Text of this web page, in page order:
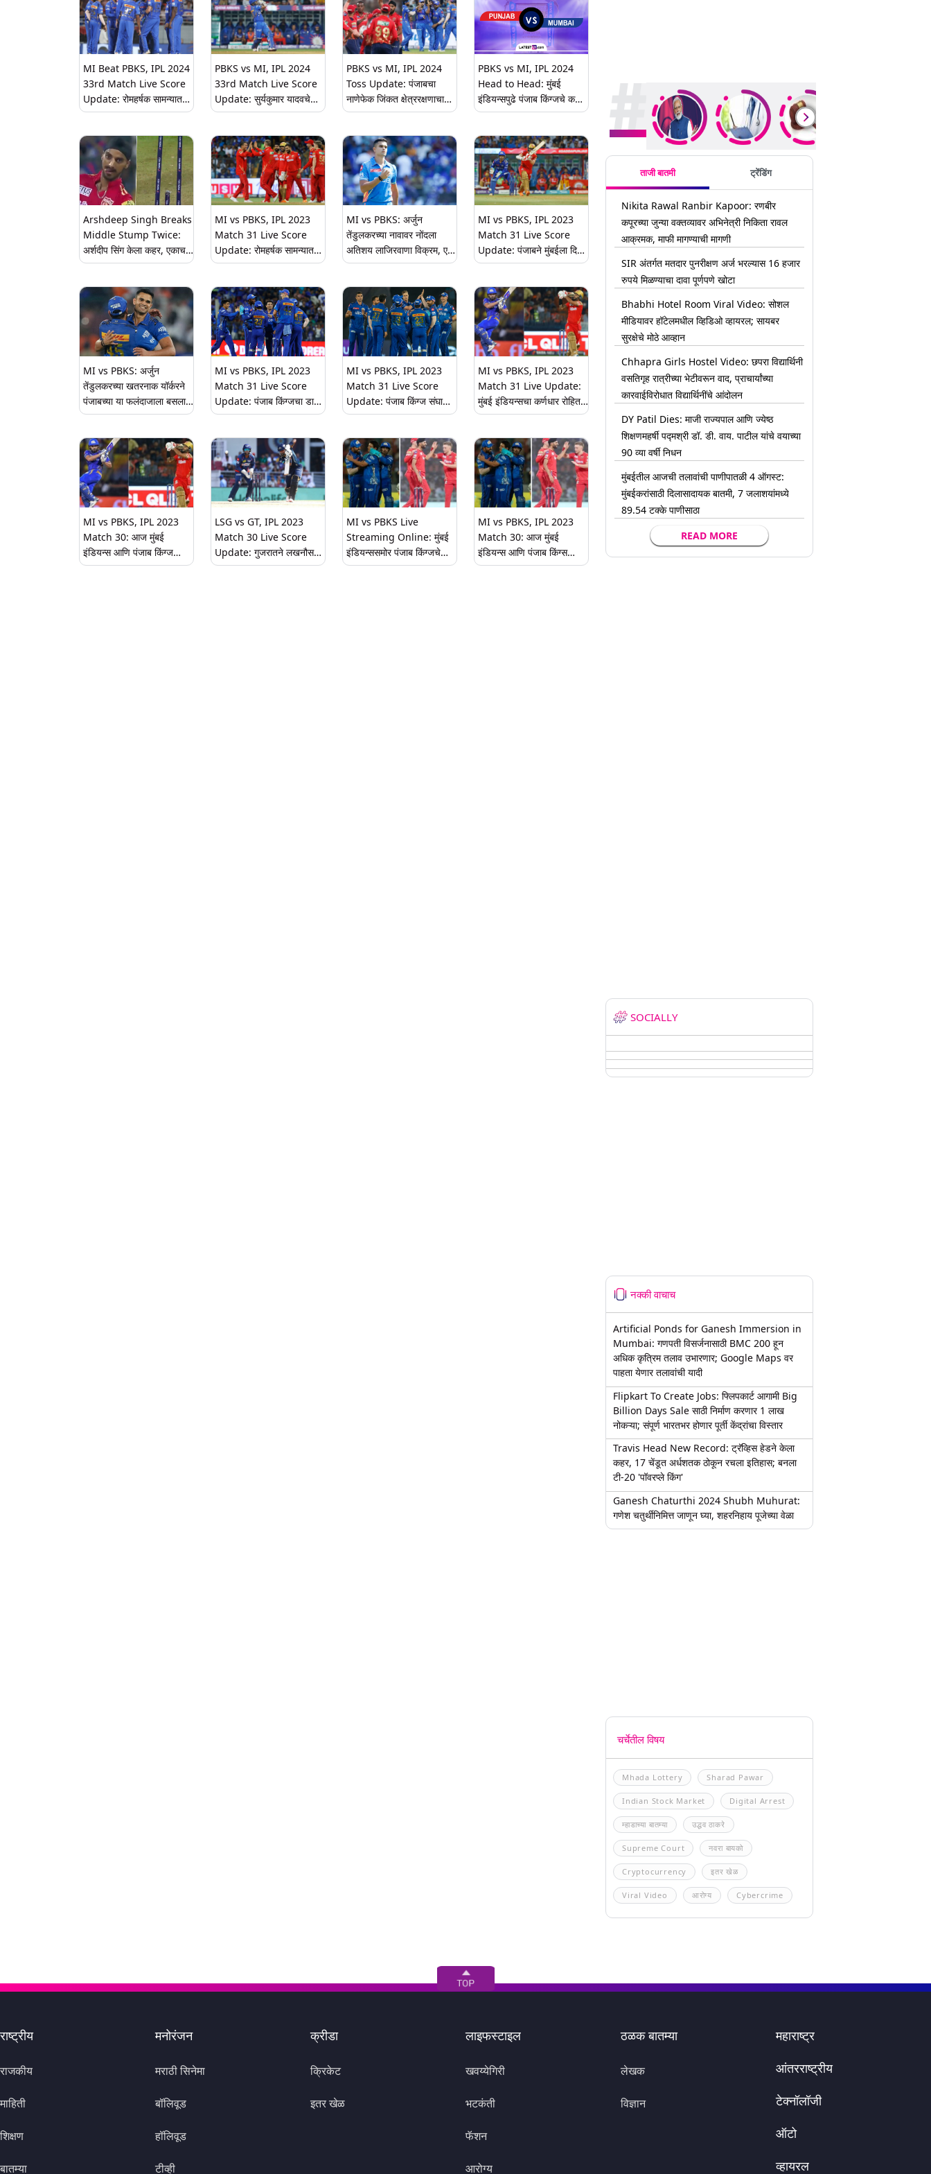
MI Beat PBKS, IPL 2024
33rd Match Live Score
Update: रोमहर्षक सामन्यात
मुंबई इंडियन्सचा पंजाब किग्जवर
शानदार अर्धशतकीय खेळी व्यर्थ
PBKS vs MI, IPL 2024
33rd Match Live Score
Update: सुर्यकुमार यादवचे
शानदार अर्धशतक, मुंबईचे
धावांचे आव्हान
PBKS vs MI, IPL 2024
Toss Update: पंजाबचा
नाणेफेक जिंकत क्षेत्ररक्षणाचा
निर्णय, 'ही' आहे दोन्ही संघांची
PBKS vs MI, IPL 2024
Head to Head: मुंबई
इंडियन्सपुढे पंजाब किंग्जचे कडवे
आव्हान, कोण कोणावर वरचढ?
Arshdeep Singh Breaks
Middle Stump Twice:
अर्शदीप सिंग केला कहर, एकाच
षटकात तोडला दोनदा स्टंप, पाहा
MI vs PBKS, IPL 2023
Match 31 Live Score
Update: रोमहर्षक सामन्यात
पंजाबने केला मुंबईचा 13 धावांनी
षटकात घेतले दोन बळी
MI vs PBKS: अर्जुन
तेंडुलकरच्या नावावर नोंदला
अतिशय लाजिरवाणा विक्रम, एका
षटकात लुटल्या 30 हून अधिक
MI vs PBKS, IPL 2023
Match 31 Live Score
Update: पंजाबने मुंबईला दिले
215 धावांचे लक्ष्य, शेवटच्या पाच
तुफान
MI vs PBKS: अर्जुन
तेंडुलकरच्या खतरनाक यॉर्करने
पंजाबच्या या फलंदाजाला बसला
धक्का, वानखेडेवर घेतली पहिली
MI vs PBKS, IPL 2023
Match 31 Live Score
Update: पंजाब किंग्जचा डाव
फसला, पियुष चावलाने अथर्व
MI vs PBKS, IPL 2023
Match 31 Live Score
Update: पंजाब किंग्ज संघाला
दुसरा धक्का, सलामीवीर
MI vs PBKS, IPL 2023
Match 31 Live Update:
मुंबई इंडियन्सचा कर्णधार रोहित
शर्माने नाणेफेक जिंकून प्रथम
पहा दोन्ही संघ
MI vs PBKS, IPL 2023
Match 30: आज मुंबई
इंडियन्स आणि पंजाब किंग्ज
यांच्यात हाय व्होल्टेज सामना,
LSG vs GT, IPL 2023
Match 30 Live Score
Update: गुजरातने लखनौसमोर
ठेवले 136 धावांचे लक्ष्य, कर्णधार
MI vs PBKS Live
Streaming Online: मुंबई
इंडियन्ससमोर पंजाब किंग्जचे
आव्हान, कधी - कुठे पाहणार
MI vs PBKS, IPL 2023
Match 30: आज मुंबई
इंडियन्स आणि पंजाब किंग्स
यांच्यात होणार हाय व्होल्टेज
ताजी बातमी ट्रेंडिंग
Nikita Rawal Ranbir Kapoor: रणबीर
कपूरच्या जुन्या वक्तव्यावर अभिनेत्री निकिता रावल
आक्रमक, माफी मागण्याची मागणी
SIR अंतर्गत मतदार पुनरीक्षण अर्ज भरल्यास 16 हजार
रुपये मिळण्याचा दावा पूर्णपणे खोटा
Bhabhi Hotel Room Viral Video: सोशल
मीडियावर हॉटेलमधील व्हिडिओ व्हायरल; सायबर
सुरक्षेचे मोठे आव्हान
Chhapra Girls Hostel Video: छपरा विद्यार्थिनी
वसतिगृह रात्रीच्या भेटीवरून वाद, प्राचार्यांच्या
कारवाईविरोधात विद्यार्थिनींचे आंदोलन
DY Patil Dies: माजी राज्यपाल आणि ज्येष्ठ
शिक्षणमहर्षी पद्मश्री डॉ. डी. वाय. पाटील यांचे वयाच्या
90 व्या वर्षी निधन
मुंबईतील आजची तलावांची पाणीपातळी 4 ऑगस्ट:
मुंबईकरांसाठी दिलासादायक बातमी, 7 जलाशयांमध्ये
89.54 टक्के पाणीसाठा
READ MORE
SOCIALLY
नक्की वाचाच
Artificial Ponds for Ganesh Immersion in
Mumbai: गणपती विसर्जनासाठी BMC 200 हून
अधिक कृत्रिम तलाव उभारणार; Google Maps वर
पाहता येणार तलावांची यादी
Flipkart To Create Jobs: फ्लिपकार्ट आगामी Big
Billion Days Sale साठी निर्माण करणार 1 लाख
नोकऱ्या; संपूर्ण भारतभर होणार पूर्ती केंद्रांचा विस्तार
Travis Head New Record: ट्रॅव्हिस हेडने केला
कहर, 17 चेंडूत अर्धशतक ठोकून रचला इतिहास; बनला
टी-20 'पॉवरप्ले किंग'
Ganesh Chaturthi 2024 Shubh Muhurat:
गणेश चतुर्थीनिमित्त जाणून घ्या, शहरनिहाय पूजेच्या वेळा
चर्चेतील विषय
Mhada Lottery Sharad Pawar
Indian Stock Market Digital Arrest
म्हाडाच्या बातम्या उद्धव ठाकरे
Supreme Court नवरा बायको
Cryptocurrency इतर खेळ
Viral Video आरोग्य Cybercrime
राष्ट्रीय
राजकीय
माहिती
शिक्षण
बातम्या
मनोरंजन
मराठी सिनेमा
बॉलिवूड
हॉलिवूड
टीव्ही
क्रीडा
क्रिकेट
इतर खेळ
लाइफस्टाइल
खवय्येगिरी
भटकंती
फॅशन
आरोग्य
ठळक बातम्या
लेखक
विज्ञान
महाराष्ट्र
आंतरराष्ट्रीय
टेक्नॉलॉजी
ऑटो
व्हायरल